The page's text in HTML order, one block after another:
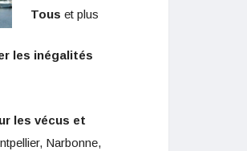
Tous et plus
les inégalités
les vécus et
Narbonne,